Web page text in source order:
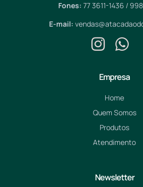
Fones: 77 3611-1436 /
E-mail:
Empresa
Home
Quem Somos
Produtos
Atendimento
Newsletter